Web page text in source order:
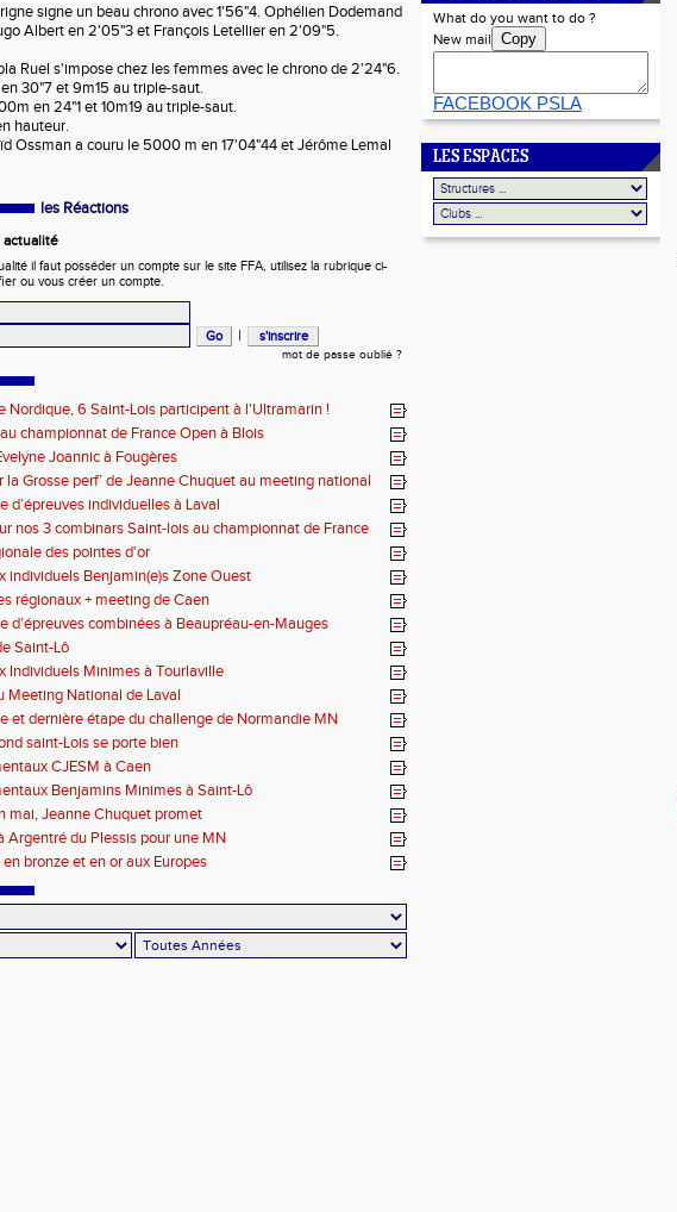
signe un beau chrono avec 1'56"4. Ophélien Dodemand
Albert en 2'05"3 et François Letellier en 2'09"5.
Ruel s'impose chez les femmes avec le chrono de 2'24"6.
30"7 et 9m15 au triple-saut.
en 24"1 et 10m19 au triple-saut.
hauteur.
Ossman a couru le 5000 m en 17'04"44 et Jérôme Lemal
les Réactions
actualité
il faut posséder un compte sur le site FFA, utilisez la rubrique ci-
ou vous créer un compte.
|
mot de passe oublié ?
Nordique, 6 Saint-Lois participent à l'Ultramarin !
championnat de France Open à Blois
Joannic à Fougères
la Grosse perf’ de Jeanne Chuquet au meeting national
d’épreuves individuelles à Laval
nos 3 combinars Saint-lois au championnat de France
en-Provence
des pointes d'or
individuels Benjamin(e)s Zone Ouest
régionaux + meeting de Caen
d’épreuves combinées à Beaupréau-en-Mauges
Saint-Lô
Individuels Minimes à Tourlaville
Meeting National de Laval
et dernière étape du challenge de Normandie MN
saint-Lois se porte bien
CJESM à Caen
Benjamins Minimes à Saint-Lô
mai, Jeanne Chuquet promet
Argentré du Plessis pour une MN
bronze et en or aux Europes
What do you want to do ?
New mail
Copy
FACEBOOK PSLA
LES ESPACES